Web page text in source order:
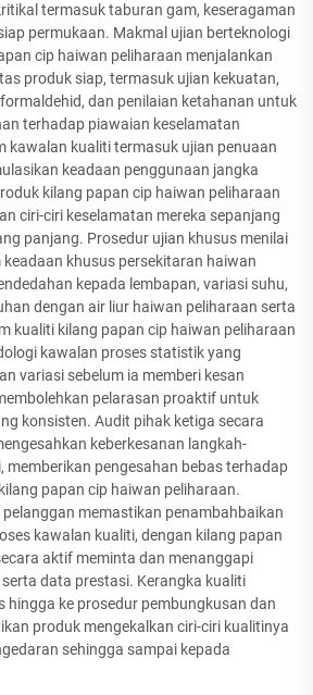
termasuk taburan gam, keseragaman
permukaan. Makmal ujian berteknologi
cip haiwan peliharaan menjalankan
produk siap, termasuk ujian kekuatan,
dan penilaian ketahanan untuk
terhadap piawaian keselamatan
kawalan kualiti termasuk ujian penuaan
keadaan penggunaan jangka
kilang papan cip haiwan peliharaan
ciri-ciri keselamatan mereka sepanjang
panjang. Prosedur ujian khusus menilai
khusus persekitaran haiwan
kepada lembapan, variasi suhu,
dengan air liur haiwan peliharaan serta
kualiti kilang papan cip haiwan peliharaan
kawalan proses statistik yang
variasi sebelum ia memberi kesan
pelarasan proaktif untuk
konsisten. Audit pihak ketiga secara
keberkesanan langkah-
memberikan pengesahan bebas terhadap
papan cip haiwan peliharaan.
memastikan penambahbaikan
kawalan kualiti, dengan kilang papan
aktif meminta dan menanggapi
data prestasi. Kerangka kualiti
hingga ke prosedur pembungkusan dan
produk mengekalkan ciri-ciri kualitinya
sehingga sampai kepada